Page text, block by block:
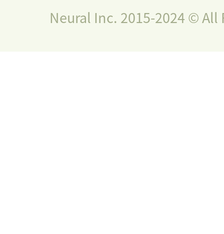
Neural Inc. 2015-2024 © All